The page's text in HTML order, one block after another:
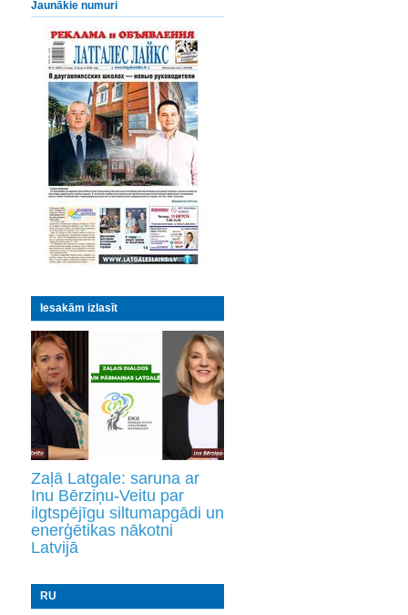
Jaunākie numuri
Iesakām izlasīt
Zaļā Latgale: saruna ar
Inu Bērziņu-Veitu par
ilgtspējīgu siltumapgādi un
enerģētikas nākotni
Latvijā
RU